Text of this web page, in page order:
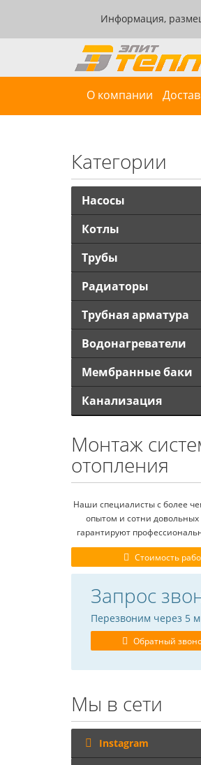
Информация,
О компании
Категории
Насосы
Котлы
Трубы
Радиаторы
Трубная арматура
Водонагреватели
Мембранные баки
Канализация
Монтаж
отопления
Наши специалисты с более
опытом и сотни довольных
гарантируют
Стоимость
Запрос
Перезвоним через 5
Обратный
Мы в сети
Instagram